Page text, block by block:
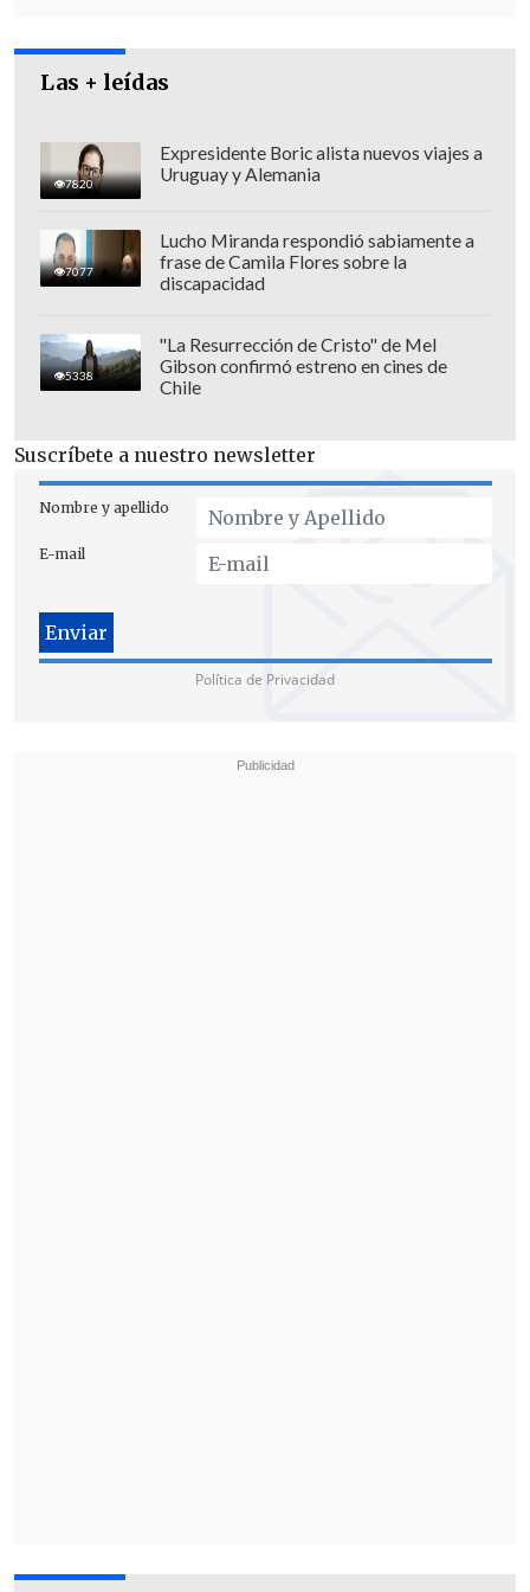
Las + leídas
7820
Expresidente Boric alista nuevos viajes a
Uruguay y Alemania
7077
Lucho Miranda respondió sabiamente a
frase de Camila Flores sobre la
discapacidad
5338
"La Resurrección de Cristo" de Mel
Gibson confirmó estreno en cines de
Chile
Suscríbete a nuestro newsletter
Nombre y apellido
E-mail
Política de Privacidad